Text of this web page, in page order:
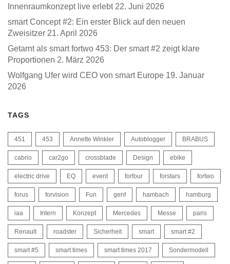
Innenraumkonzept live erlebt 22. Juni 2026
smart Concept #2: Ein erster Blick auf den neuen
Zweisitzer 21. April 2026
Getarnt als smart fortwo 453: Der smart #2 zeigt klare
Proportionen 2. März 2026
Wolfgang Ufer wird CEO von smart Europe 19. Januar
2026
TAGS
451 453 Annette Winkler Autoblogger BRABUS
cabrio car2go crossblade Design ebike
electric drive EQ event forfour forstars fortwo
forus forvision Fun genf hambach hamburg
iaa Intern Konzept Mercedes Messe paris
Renault roadster Sicherheit smart smart #2
smart #5 smart times smart times 2017 Sondermodell